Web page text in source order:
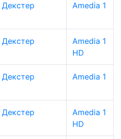
Декстер Amedia 1
Декстер
Amedia 1
HD
Декстер Amedia 1
Декстер
Amedia 1
HD